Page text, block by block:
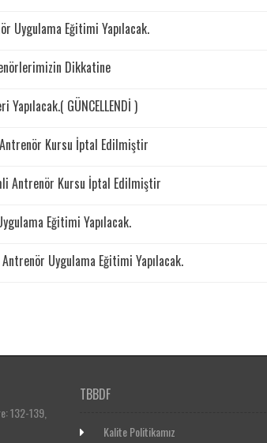
Uygulama Eğitimi Yapılacak.
Dikkatine
GÜNCELLENDİ )
Kursu İptal Edilmiştir
Antrenör Kursu İptal Edilmiştir
Eğitimi Yapılacak.
Uygulama Eğitimi Yapılacak.
132-139,
TBBDF
Kalite Politikamız